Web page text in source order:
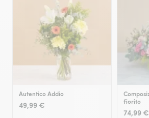
Autentico Addio
49,99 €
fiorito
74,99 €